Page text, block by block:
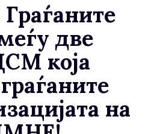
две
која
на